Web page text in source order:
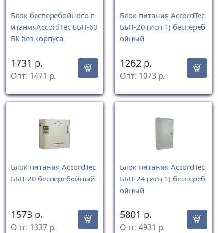
Блок бесперебойного п
итанияAccordTec ББП-60
БК без корпуса
1731 р.
Опт: 1471 р.
Блок питания AccordTec
ББП-20 (исп.1) беспереб
ойный
1262 р.
Опт: 1073 р.
Блок питания AccordTec
ББП-20 бесперебойный
1573 р.
Опт: 1337 р.
Блок питания AccordTec
ББП-24 (исп.1) беспереб
ойный
5801 р.
Опт: 4931 р.